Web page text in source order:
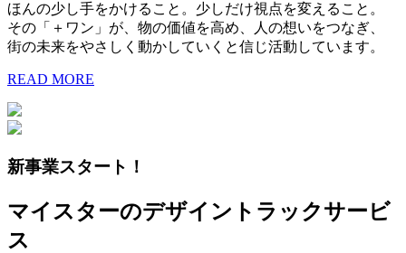
ほんの少し手をかけること。少しだけ視点を変えること。
その「＋ワン」が、物の価値を高め、人の想いをつなぎ、
街の未来をやさしく動かしていくと信じ活動しています。
READ MORE
新事業スタート！
マイスターのデザイントラックサービ
ス